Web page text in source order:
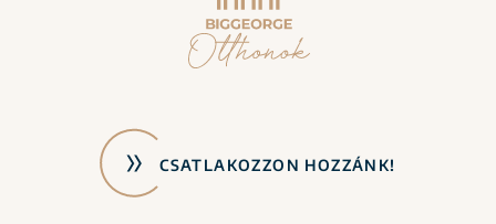
CSATLAKOZZON HOZZÁNK!